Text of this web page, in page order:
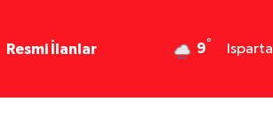
Resmi İlanlar 9° Isparta